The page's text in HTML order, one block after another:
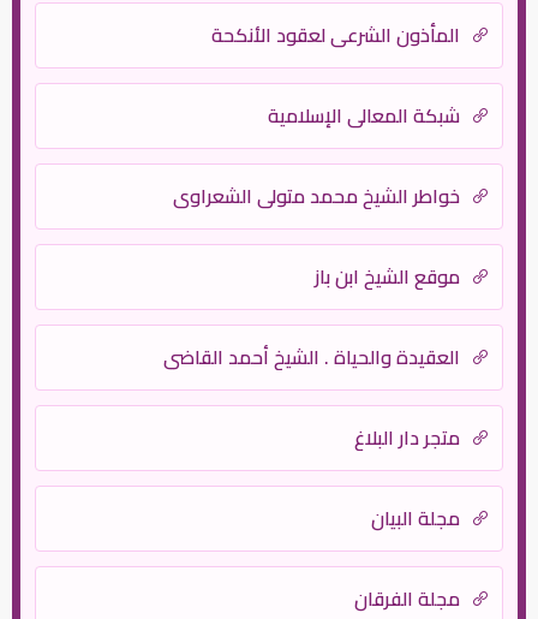
المأذون الشرعي لعقود الأنكحة
شبكة المعالي الإسلامية
خواطر الشيخ محمد متولى الشعراوي
موقع الشيخ ابن باز
العقيدة والحياة . الشيخ أحمد القاضي
متجر دار البلاغ
مجلة البيان
مجلة الفرقان